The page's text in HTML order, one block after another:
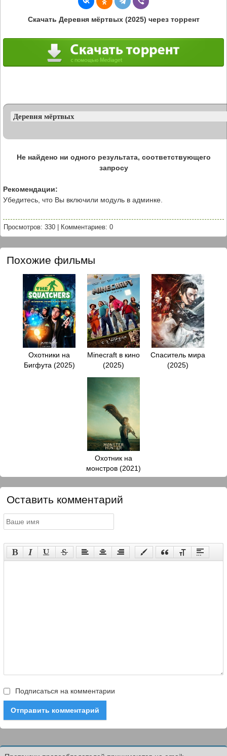
Скачать Деревня мёртвых (2025) через торрент
Не найдено ни одного результата, соответствующего
запросу
Рекомендации:
Убедитесь, что Вы включили модуль в админке.
Просмотров: 330 Комментариев: 0
Похожие фильмы
Охотники на
Бигфута (2025)
Minecraft в кино
(2025)
Спаситель мира
(2025)
Охотник на
монстров (2021)
Оставить комментарий
Подписаться на комментарии
Отправить комментарий